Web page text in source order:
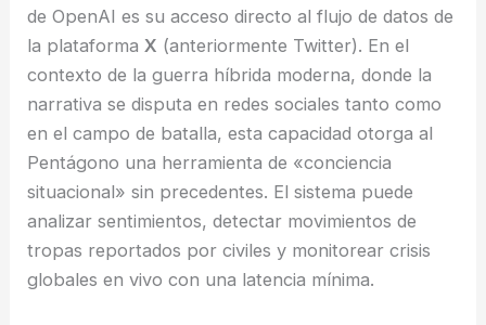
de OpenAI es su acceso directo al flujo de datos de
la plataformaX (anteriormente Twitter). En el
contexto de la guerra híbrida moderna, donde la
narrativa se disputa en redes sociales tanto como
en el campo de batalla, esta capacidad otorga al
Pentágono una herramienta de «conciencia
situacional» sin precedentes. El sistema puede
analizar sentimientos, detectar movimientos de
tropas reportados por civiles y monitorear crisis
globales en vivo con una latencia mínima.